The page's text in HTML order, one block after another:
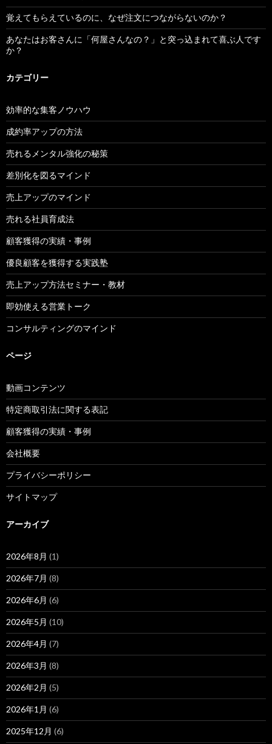
覚えてもらえているのに、なぜ注文につながらないのか？
あなたはお客さんに「何屋さんなの？」と突っ込まれて喜ぶ人です
か？
カテゴリー
効率的な集客ノウハウ
成約率アップの方法
売れるメンタル強化の秘策
差別化を図るマインド
売上アップのマインド
売れる社員育成法
顧客獲得の実績・事例
優良顧客を獲得する実践塾
売上アップ方法セミナー・教材
即効使える営業トーク
コンサルティングのマインド
ページ
動画コンテンツ
特定商取引法に関する表記
顧客獲得の実績・事例
会社概要
プライバシーポリシー
サイトマップ
アーカイブ
2026年8月 (1)
2026年7月 (8)
2026年6月 (6)
2026年5月 (10)
2026年4月 (7)
2026年3月 (8)
2026年2月 (5)
2026年1月 (6)
2025年12月 (6)